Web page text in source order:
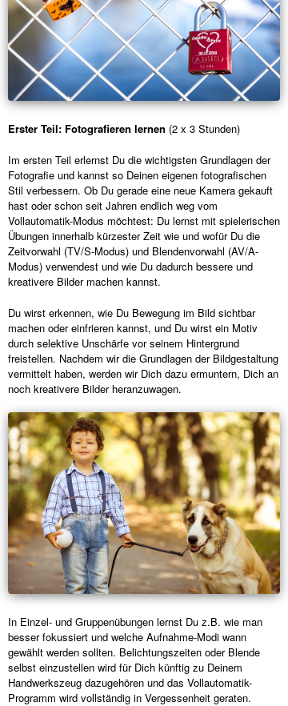
Erster Teil: Fotografieren lernen (2 x 3 Stunden)
Im ersten Teil erlernst Du die wichtigsten Grundlagen der
Fotografie und kannst so Deinen eigenen fotografischen
Stil verbessern. Ob Du gerade eine neue Kamera gekauft
hast oder schon seit Jahren endlich weg vom
Vollautomatik-Modus möchtest: Du lernst mit spielerischen
Übungen innerhalb kürzester Zeit wie und wofür Du die
Zeitvorwahl (TV/S-Modus) und Blendenvorwahl (AV/A-
Modus) verwendest und wie Du dadurch bessere und
kreativere Bilder machen kannst.
Du wirst erkennen, wie Du Bewegung im Bild sichtbar
machen oder einfrieren kannst, und Du wirst ein Motiv
durch selektive Unschärfe vor seinem Hintergrund
freistellen. Nachdem wir die Grundlagen der Bildgestaltung
vermittelt haben, werden wir Dich dazu ermuntern, Dich an
noch kreativere Bilder heranzuwagen.
In Einzel- und Gruppenübungen lernst Du z.B. wie man
besser fokussiert und welche Aufnahme-Modi wann
gewählt werden sollten. Belichtungszeiten oder Blende
selbst einzustellen wird für Dich künftig zu Deinem
Handwerkszeug dazugehören und das Vollautomatik-
Programm wird vollständig in Vergessenheit geraten.